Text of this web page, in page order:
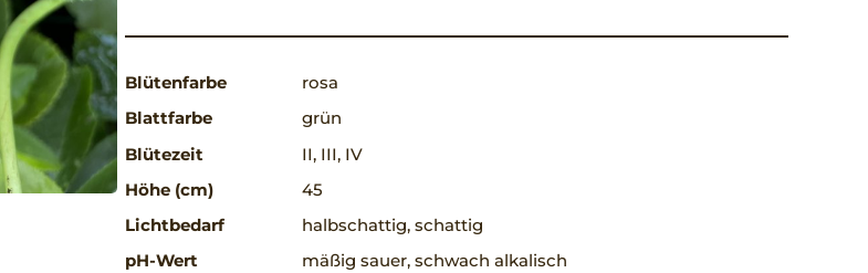
Blütenfarbe
rosa
Blattfarbe
grün
Blütezeit
II, III, IV
Höhe (cm)
45
Lichtbedarf
halbschattig, schattig
pH-Wert
mäßig sauer, schwach alkalisch